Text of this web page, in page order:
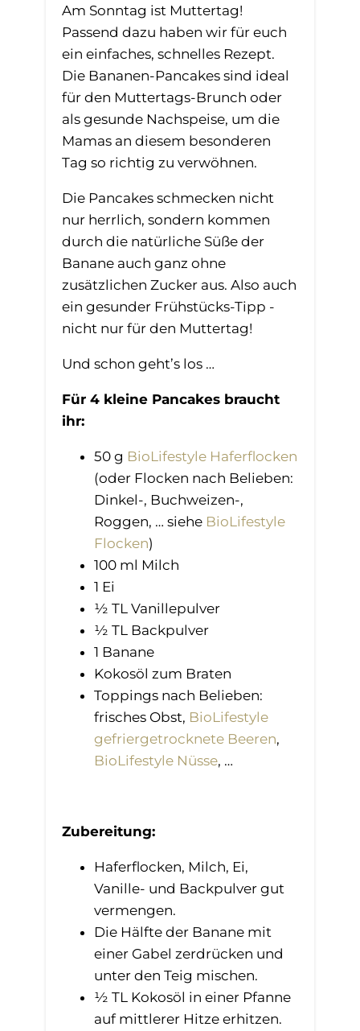
Am Sonntag ist Muttertag!
Passend dazu haben wir für euch
ein einfaches, schnelles Rezept.
Die Bananen-Pancakes sind ideal
für den Muttertags-Brunch oder
als gesunde Nachspeise, um die
Mamas an diesem besonderen
Tag so richtig zu verwöhnen.
Die Pancakes schmecken nicht
nur herrlich, sondern kommen
durch die natürliche Süße der
Banane auch ganz ohne
zusätzlichen Zucker aus. Also auch
ein gesunder Frühstücks-Tipp -
nicht nur für den Muttertag!
Und schon geht’s los …
Für 4 kleine Pancakes braucht
ihr:
50 g BioLifestyle Haferflocken
(oder Flocken nach Belieben:
Dinkel-, Buchweizen-,
Roggen, … siehe BioLifestyle
Flocken​)
100 ml Milch
1 Ei​
½ TL Vanillepulver​
½ TL Backpulver​
1 Banane
Kokosöl zum Braten
Toppings nach Belieben:
frisches Obst, BioLifestyle
gefriergetrocknete Beeren,
BioLifestyle Nüsse, …
Zubereitung:
Haferflocken, Milch, Ei,
Vanille- und Backpulver gut
vermengen.​
Die Hälfte der Banane mit
einer Gabel zerdrücken und
unter den Teig mischen.​
½ TL Kokosöl in einer Pfanne
auf mittlerer Hitze erhitzen.​